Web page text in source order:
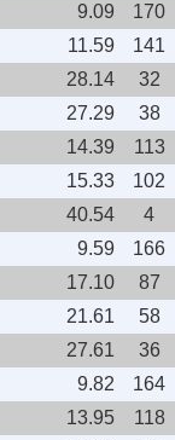
9.09
170
11.59
141
28.14
32
27.29
38
14.39
113
15.33
102
40.54
4
9.59
166
17.10
87
21.61
58
27.61
36
9.82
164
13.95
118